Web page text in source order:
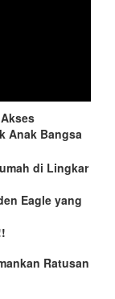
Anak Bangsa
di Lingkar
Eagle yang
Ratusan